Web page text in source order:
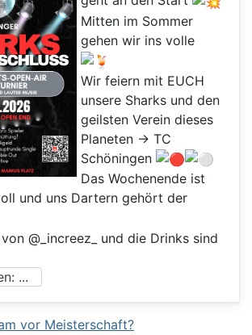
Mitten im Sommer
gehen wir ins volle
Wir feiern mit EUCH
unsere Sharks und den
geilsten Verein dieses
Planeten -> TC
Schöningen
Das Wochenende ist
und uns Dartern gehört der
@_increez_ und die Drinks sind
...
vor Meisterschaft?